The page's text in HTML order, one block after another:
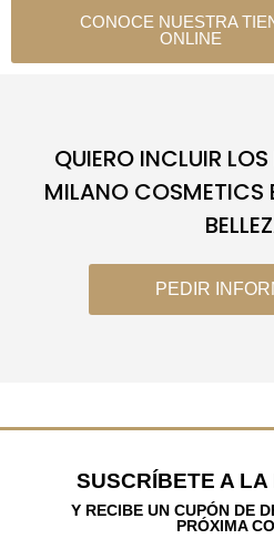
CONOCE NUESTRA
ONLINE
QUIERO INCLUIR
MILANO COSMETICS
PEDIR
SUSCRÍBETE A
Y RECIBE UN CUPÓN DE
PRÓXIMA